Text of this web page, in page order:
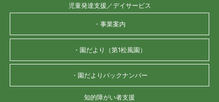
児童発達支援／デイサービス
・事業案内
・園だより（第1松風園）
・園だよりバックナンバー
知的障がい者支援